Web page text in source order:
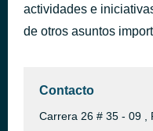
actividades e
de otros asuntos
Contacto
Carrera 26 # 35 - 09 ,